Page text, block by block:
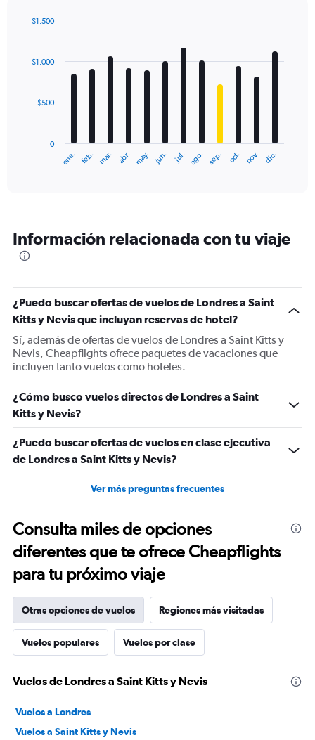
values.
to
with
12
The
categories.
The
Y
axis
displaying
values.
Range:
0
1500.
ene. feb. mar. abr. may. jun. jul. ago. sep. oct. nov. dic.
0
$500
$1.000
$1.500
Información relacionada con tu viaje
¿Puedo buscar ofertas de vuelos de Londres a Saint
Kitts y Nevis que incluyan reservas de hotel?
Sí, además de ofertas de vuelos de Londres a Saint Kitts y
Nevis, Cheapflights ofrece paquetes de vacaciones que
incluyen tanto vuelos como hoteles.
¿Cómo busco vuelos directos de Londres a Saint
Kitts y Nevis?
¿Puedo buscar ofertas de vuelos en clase ejecutiva
de Londres a Saint Kitts y Nevis?
Ver más preguntas frecuentes
Consulta miles de opciones
diferentes que te ofrece Cheapflights
para tu próximo viaje
Otras opciones de vuelos Regiones más visitadas
Vuelos populares Vuelos por clase
Vuelos de Londres a Saint Kitts y Nevis
Vuelos a Londres
Vuelos a Saint Kitts y Nevis